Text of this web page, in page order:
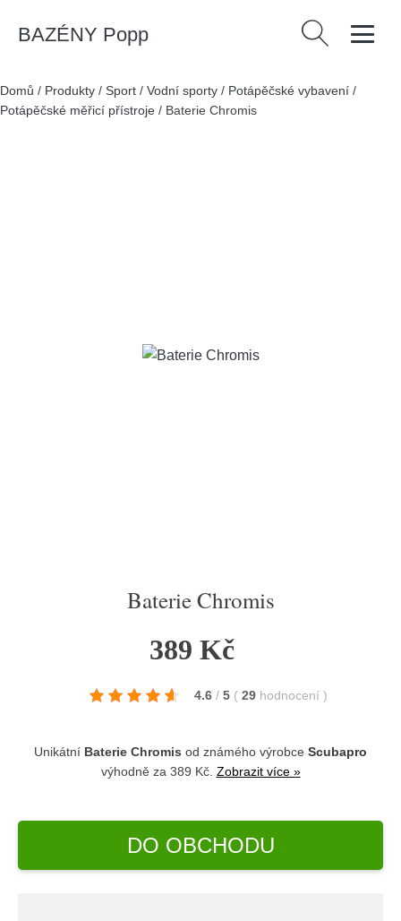
BAZÉNY Popp Vyhledávání
Domů / Produkty / Sport / Vodní sporty / Potápěčské vybavení /
Potápěčské měřicí přístroje / Baterie Chromis
Baterie Chromis
389 Kč
4.6 / 5 ( 29 hodnocení )
Unikátní Baterie Chromis od známého výrobce Scubapro
výhodně za 389 Kč. Zobrazit více »
DO OBCHODU